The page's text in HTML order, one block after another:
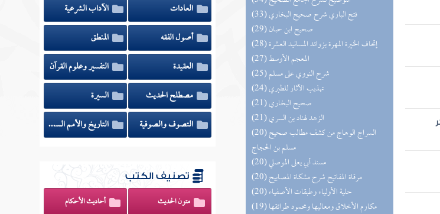
(33) فتح الباري شرح صحيح البخاري
(29) صحيح ابن حبان
(28) إتحاف الخيرة المهرة بزوائد المسانيد العشرة
(27) المعجم الأوسط
(25) شرح النووي على مسلم
(24) تهذيب الآثار للطبري
(21) صحيح البخاري
(21) الزهد لهناد بن السري
(20) السراج الوهاج من كشف مطالب صحيح
مسلم بن الحجاج
(20) مسند أبي يعلى الموصلي
(20) مرقاة المفاتيح شرح مشكاة المصابيح
(20) حلية الأولياء وطبقات الأصفياء
(19) مكارم الأخلاق ومعاليها ومحمود طرائقها
العادات
الآداب الشرعية
أصول الفقه
المنطق
العقيدة
التفسير وعلوم القرآن
مصطلح الحديث
السيرة
التصوف والصوفية
التاريخ والأمم السابقة
تصنيف الكتب
متون الحديث أحاديث الأحكام